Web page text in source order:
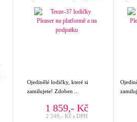
Ojedinělé lodičky, které si
zamilujete! Zdoben ..
1 859,- Kč
2 249,- Kč s DPH